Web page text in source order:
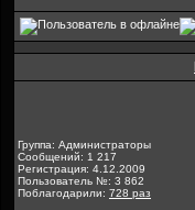
Группа: Администраторы
Сообщений: 1 217
Регистрация: 4.12.2009
Пользователь №: 3 862
Поблагодарили: 728 раз